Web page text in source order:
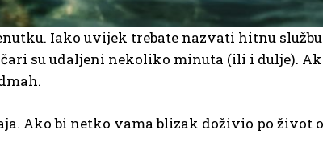
Iako uvijek trebate nazvati hitnu
su udaljeni nekoliko minuta (ili i dulje).
Ako bi netko vama blizak doživio po život